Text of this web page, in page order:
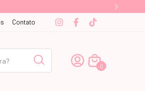
Contato
0